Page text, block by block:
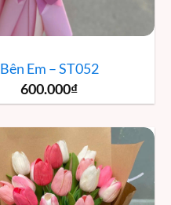
Bên Em – ST052
600.000₫